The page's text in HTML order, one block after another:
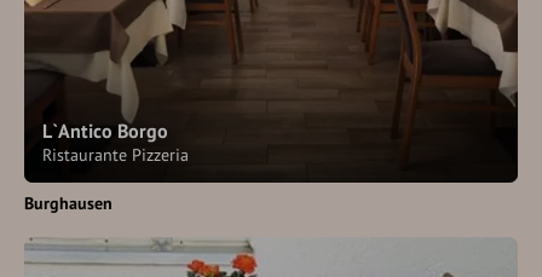
L`Antico Borgo
Ristaurante Pizzeria
Burghausen